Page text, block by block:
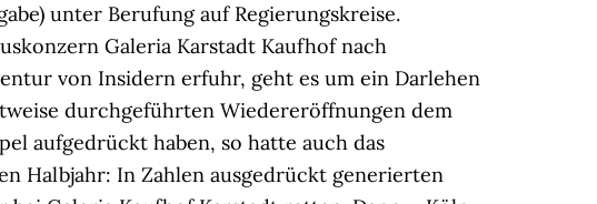
unter Berufung auf Regierungskreise.
Galeria Karstadt Kaufhof nach
von Insidern erfuhr, geht es um ein Darlehen
durchgeführten Wiedereröffnungen dem
aufgedrückt haben, so hatte auch das
Halbjahr: In Zahlen ausgedrückt generierten